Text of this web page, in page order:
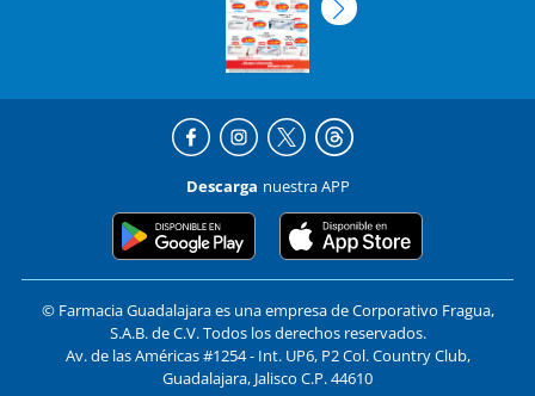
Descarga nuestra APP
© Farmacia Guadalajara es una empresa de Corporativo Fragua,
S.A.B. de C.V. Todos los derechos reservados.
Av. de las Américas #1254 - Int. UP6, P2 Col. Country Club,
Guadalajara, Jalisco C.P. 44610